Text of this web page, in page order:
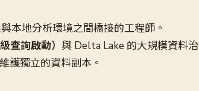
本地分析環境之間橋接的工程師。
查詢啟動） 與 Delta Lake 的大規模資料治
護獨立的資料副本。